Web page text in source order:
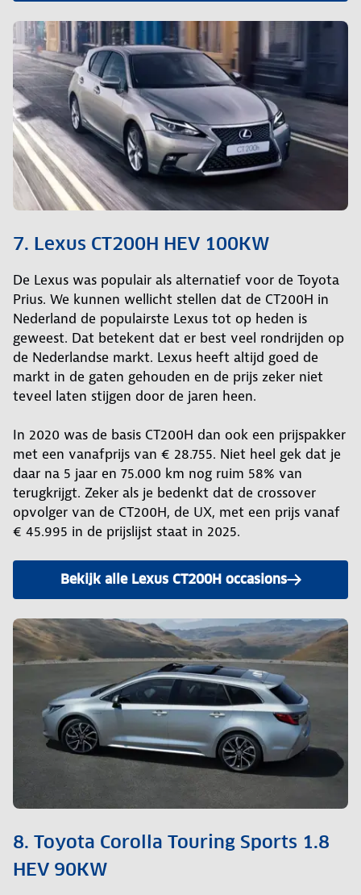
7. Lexus CT200H HEV 100KW
De Lexus was populair als alternatief voor de Toyota
Prius. We kunnen wellicht stellen dat de CT200H in
Nederland de populairste Lexus tot op heden is
geweest. Dat betekent dat er best veel rondrijden op
de Nederlandse markt. Lexus heeft altijd goed de
markt in de gaten gehouden en de prijs zeker niet
teveel laten stijgen door de jaren heen.
In 2020 was de basis CT200H dan ook een prijspakker
met een vanafprijs van € 28.755. Niet heel gek dat je
daar na 5 jaar en 75.000 km nog ruim 58% van
terugkrijgt. Zeker als je bedenkt dat de crossover
opvolger van de CT200H, de UX, met een prijs vanaf
€ 45.995 in de prijslijst staat in 2025.
Bekijk alle Lexus CT200H occasions
8. Toyota Corolla Touring Sports 1.8
HEV 90KW